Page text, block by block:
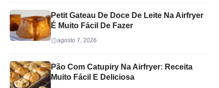
Petit Gateau De Doce De Leite Na Airfryer
É Muito Fácil De Fazer
agosto 7, 2026
Pão Com Catupiry Na Airfryer: Receita
Muito Fácil E Deliciosa